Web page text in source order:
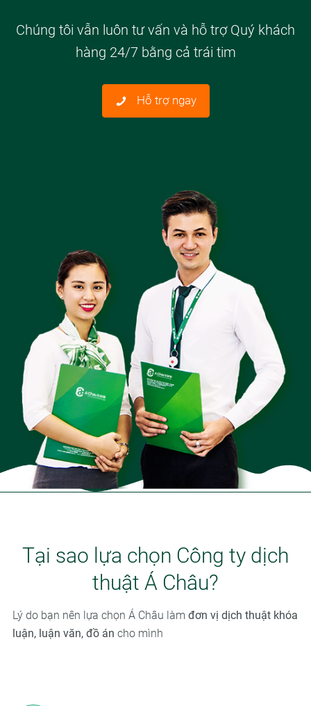
Chúng tôi vẫn luôn tư vấn và hỗ trợ Quý khách
hàng 24/7 bằng cả trái tim
Hỗ trợ ngay
Tại sao lựa chọn Công ty dịch
thuật Á Châu?
Lý do bạn nên lựa chọn Á Châu làm đơn vị dịch thuật khóa
luận, luận văn, đồ án cho mình